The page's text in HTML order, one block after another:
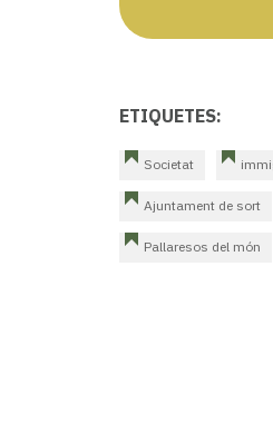
ETIQUETES:
Societat
Ajuntament de sort
Pallaresos del món